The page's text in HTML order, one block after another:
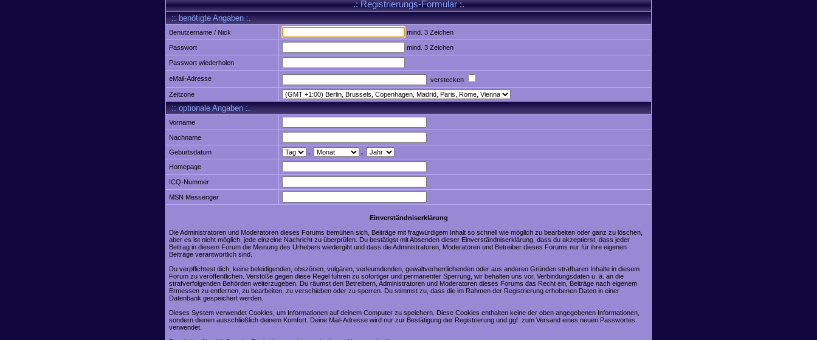
.: Registrierungs-Formular :.
:: benötigte Angaben :.
Benutzername / Nick mind. 3 Zeichen
Passwort mind. 3 Zeichen
Passwort wiederholen
eMail-Adresse
verstecken
Zeitzone
:: optionale Angaben :.
Vorname
Nachname
Geburtsdatum
.
.
Homepage
ICQ-Nummer
MSN Messenger
Einverständniserklärung
Die Administratoren und Moderatoren dieses Forums bemühen sich, Beiträge mit fragwürdigem Inhalt so schnell wie möglich zu bearbeiten oder ganz zu löschen,
aber es ist nicht möglich, jede einzelne Nachricht zu überprüfen. Du bestätigst mit Absenden dieser Einverständniserklärung, dass du akzeptierst, dass jeder
Beitrag in diesem Forum die Meinung des Urhebers wiedergibt und dass die Administratoren, Moderatoren und Betreiber dieses Forums nur für ihre eigenen
Beiträge verantwortlich sind.
Du verpflichtest dich, keine beleidigenden, obszönen, vulgären, verleumdenden, gewaltverherrlichenden oder aus anderen Gründen strafbaren Inhalte in diesem
Forum zu veröffentlichen. Verstöße gegen diese Regel führen zu sofortiger und permanenter Sperrung, wir behalten uns vor, Verbindungsdaten u. ä. an die
strafverfolgenden Behörden weiterzugeben. Du räumst den Betreibern, Administratoren und Moderatoren dieses Forums das Recht ein, Beiträge nach eigenem
Ermessen zu entfernen, zu bearbeiten, zu verschieben oder zu sperren. Du stimmst zu, dass die im Rahmen der Registrierung erhobenen Daten in einer
Datenbank gespeichert werden.
Dieses System verwendet Cookies, um Informationen auf deinem Computer zu speichern. Diese Cookies enthalten keine der oben angegebenen Informationen,
sondern dienen ausschließlich deinem Komfort. Deine Mail-Adresse wird nur zur Bestätigung der Registrierung und ggf. zum Versand eines neuen Passwortes
verwendet.